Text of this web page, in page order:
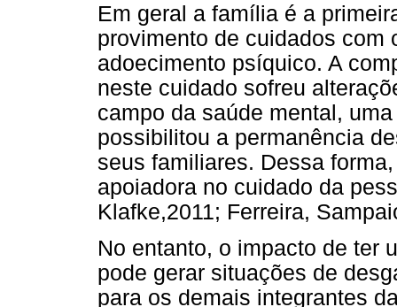
Em geral a família é a
provimento de cuidados com
adoecimento psíquico. A
neste cuidado sofreu
campo da saúde mental,
possibilitou a permanência
seus familiares. Dessa
apoiadora no cuidado da
Klafke,2011; Ferreira,
No entanto, o impacto de ter
pode gerar situações de
para os demais integrantes